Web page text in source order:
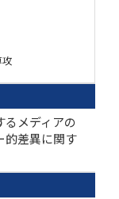
るメディアの
的差異に関す